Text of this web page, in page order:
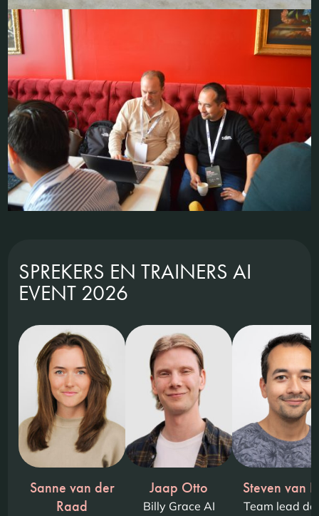
SPREKERS EN TRAINERS AI
EVENT 2026
Sanne van der
Raad
Jaap Otto
Billy Grace AI
Steven van
Team lead